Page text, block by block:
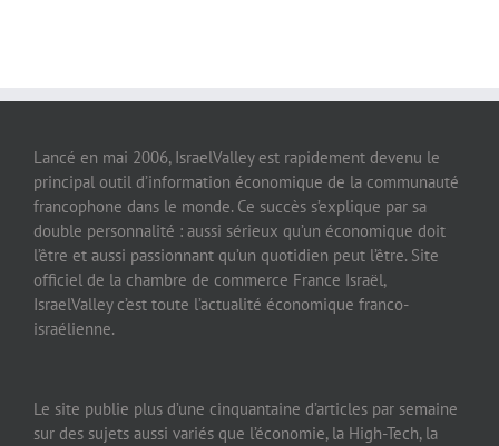
Lancé en mai 2006, IsraelValley est rapidement devenu le
principal outil d’information économique de la communauté
francophone dans le monde. Ce succès s’explique par sa
double personnalité : aussi sérieux qu’un économique doit
l’être et aussi passionnant qu’un quotidien peut l’être. Site
officiel de la chambre de commerce France Israël,
IsraelValley c’est toute l’actualité économique franco-
israélienne.
Le site publie plus d’une cinquantaine d’articles par semaine
sur des sujets aussi variés que l’économie, la High-Tech, la